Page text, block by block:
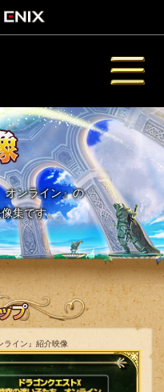
ンライン』の
集です。
ライン』紹介映像